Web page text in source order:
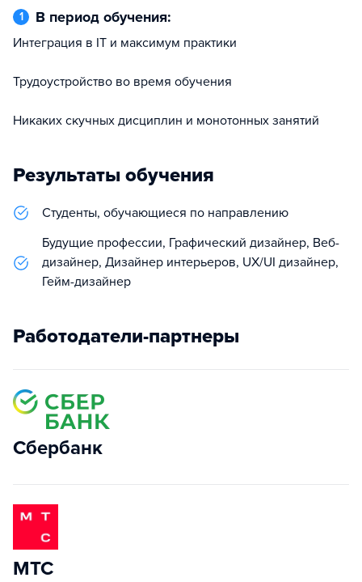
1 В период обучения:
Интеграция в IT и максимум практики
Трудоустройство во время обучения
Никаких скучных дисциплин и монотонных занятий
Результаты обучения
Студенты, обучающиеся по направлению
Будущие профессии, Графический дизайнер, Веб-
дизайнер, Дизайнер интерьеров, UX/UI дизайнер,
Гейм-дизайнер
Работодатели-партнеры
Сбербанк
МТС